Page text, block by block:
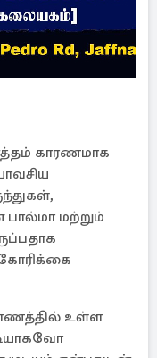
காரணமாக
மற்றும்
கோரிக்கை
உள்ள